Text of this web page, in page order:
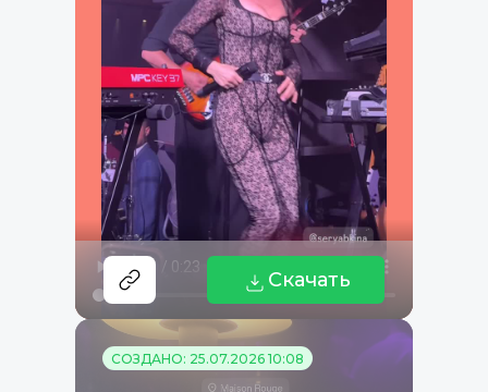
Скачать
СОЗДАНО: 25.07.2026 10:08